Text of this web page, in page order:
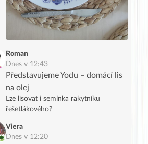
Roman
Dnes v 12:43
Představujeme Yodu – domácí lis
na olej
Lze lisovat i semínka rakytníku
řešetlákového?
Viera
Dnes v 12:20